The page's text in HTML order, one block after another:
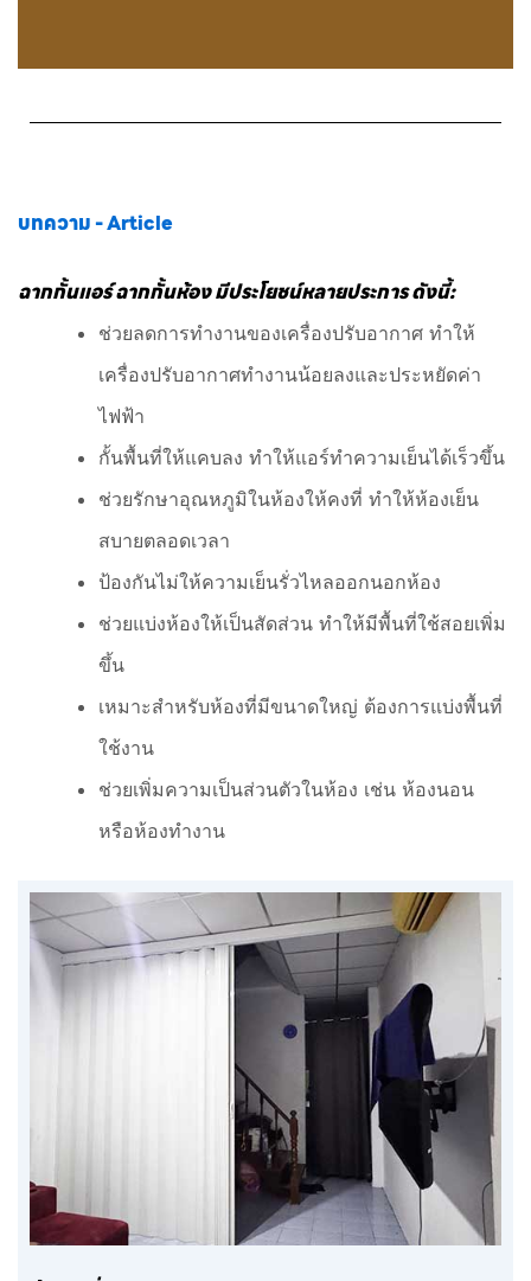
บทความ - Article
ฉากกั้นแอร์ ฉากกั้นห้อง มีประโยชน์หลายประการ ดังนี้:
ช่วยลดการทำงานของเครื่องปรับอากาศ ทำให้
เครื่องปรับอากาศทำงานน้อยลงและประหยัดค่า
ไฟฟ้า
กั้นพื้นที่ให้แคบลง ทำให้แอร์ทำความเย็นได้เร็วขึ้น
ช่วยรักษาอุณหภูมิในห้องให้คงที่ ทำให้ห้องเย็น
สบายตลอดเวลา
ป้องกันไม่ให้ความเย็นรั่วไหลออกนอกห้อง
ช่วยแบ่งห้องให้เป็นสัดส่วน ทำให้มีพื้นที่ใช้สอยเพิ่ม
ขึ้น
เหมาะสำหรับห้องที่มีขนาดใหญ่ ต้องการแบ่งพื้นที่
ใช้งาน
ช่วยเพิ่มความเป็นส่วนตัวในห้อง เช่น ห้องนอน
หรือห้องทำงาน